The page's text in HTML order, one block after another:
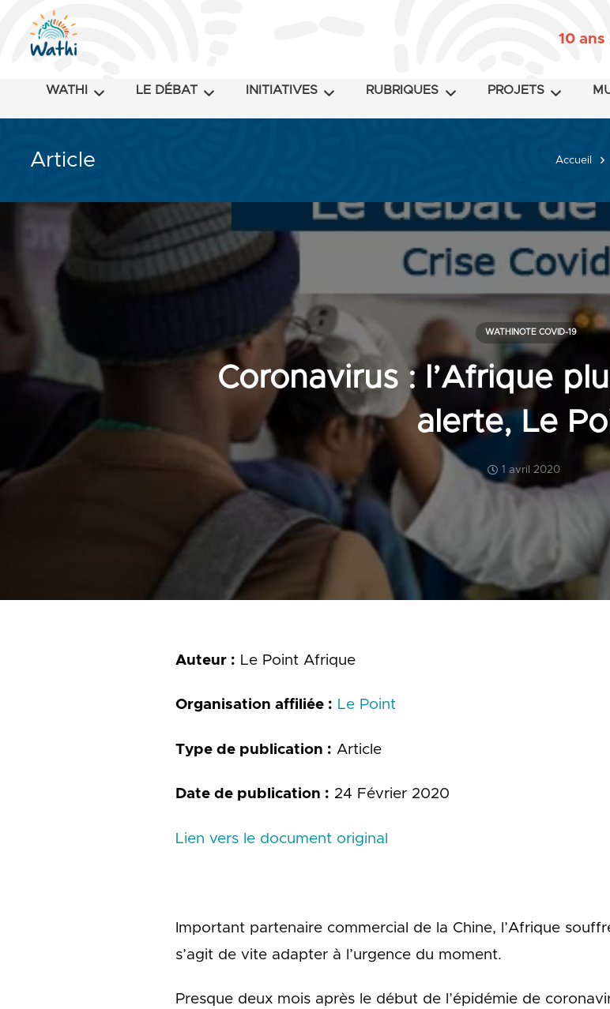
10 ans
WATHI LE DÉBAT INITIATIVES RUBRIQUES PROJETS
Article Accueil
Coronavirus : l’Afrique
alerte, Le
1 avril 2020
WATHINOTE COVID-19
Auteur : Le Point Afrique
Organisation affiliée : Le Point
Type de publication : Article
Date de publication : 24 Février 2020
Lien vers le document original
Important partenaire commercial de la Chine, l’Afrique
s’agit de vite adapter à l’urgence du moment.
Presque deux mois après le début de l’épidémie de